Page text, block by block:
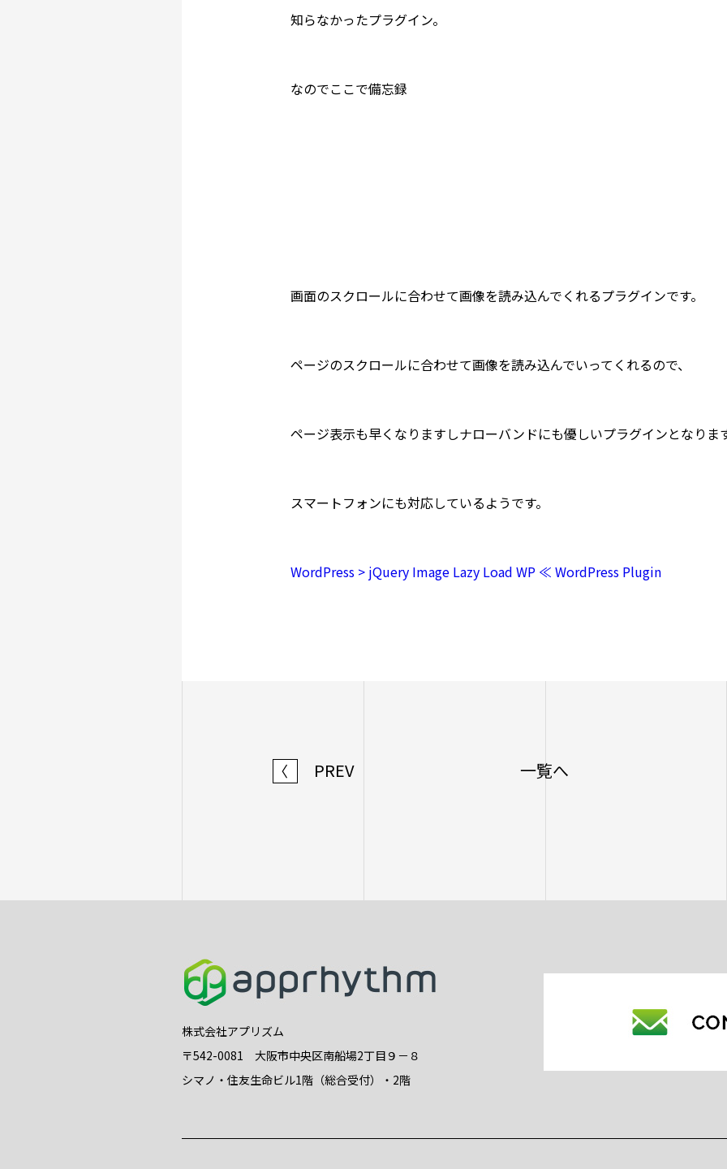
知らなかったプラグイン。
なのでここで備忘録
画面のスクロールに合わせて画像を読み込んでくれるプラグインです。
ページのスクロールに合わせて画像を読み込んでいってくれるので、
ページ表示も早くなりますしナローバンドにも優しいプラグインとなりま
スマートフォンにも対応しているようです。
WordPress > jQuery Image Lazy Load WP ≪ WordPress Plugin
〈 PREV 一覧へ
株式会社アプリズム
〒542-0081 大阪市中央区南船場2丁目９－８
シマノ・住友生命ビル1階（総合受付）・2階